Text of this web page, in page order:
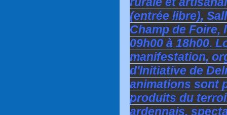
(entrée libre),
Champ de Foire,
09h00 à 18h00.
manifestation,
d'Initiative de
animations sont
produits du
ardennais,